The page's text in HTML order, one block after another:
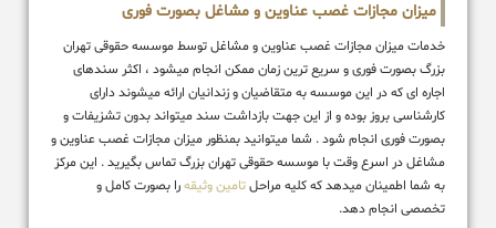
میزان مجازات غصب عناوین و مشاغل بصورت فوری
خدمات میزان مجازات غصب عناوین و مشاغل توسط موسسه حقوقی تهران
بزرگ بصورت فوری و سریع ترین زمان ممکن انجام میشود ، اکثر سندهای
اجاره ای که در این موسسه به متقاضیان و زندانیان ارائه میشوند دارای
کارشناسی بروز بوده و از این جهت بازداشت سند میتواند بدون تشزیفات و
بصورت فوری انجام شود . شما میتوانید بمنظور میزان مجازات غصب عناوین و
مشاغل در اسرع وقت با موسسه حقوقی تهران بزرگ تماس بگیرید . این مرکز
به شما اطمینان میدهد که کلیه مراحلتامین وثیقهرا بصورت کامل و
تخصصی انجام دهد.